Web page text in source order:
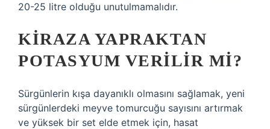
20-25 litre olduğu unutulmamalıdır.
KIRAZA YAPRAKTAN
POTASYUM VERILIR MI?
Sürgünlerin kışa dayanıklı olmasını sağlamak, yeni
sürgünlerdeki meyve tomurcuğu sayısını artırmak
ve yüksek bir set elde etmek için, hasat